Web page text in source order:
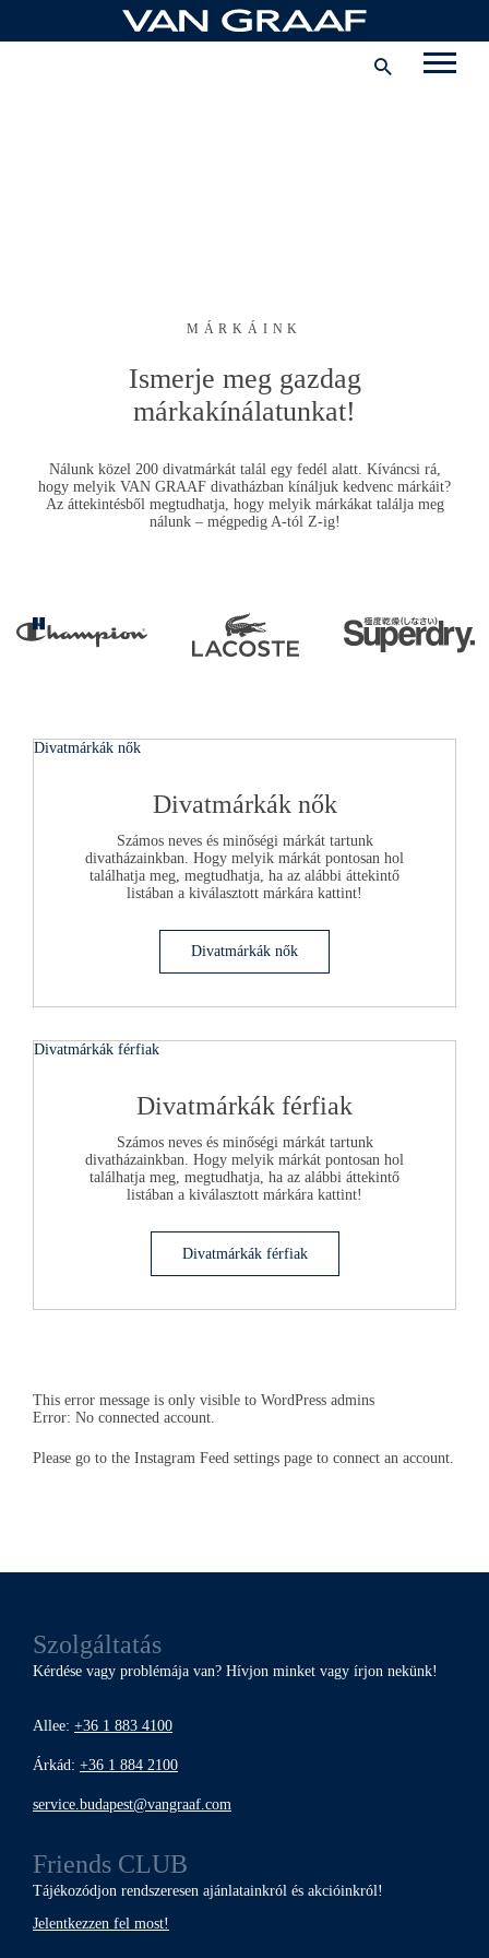
tartalomhoz
MÁRKÁINK
Ismerje meg gazdag
márkakínálatunkat!
Nálunk közel 200 divatmárkát talál egy fedél alatt. Kíváncsi rá,
hogy melyik VAN GRAAF divatházban kínáljuk kedvenc márkáit?
Az áttekintésből megtudhatja, hogy melyik márkákat találja meg
nálunk – mégpedig A-tól Z-ig!
Divatmárkák nők
Divatmárkák nők
Számos neves és minőségi márkát tartunk
divatházainkban. Hogy melyik márkát pontosan hol
találhatja meg, megtudhatja, ha az alábbi áttekintő
listában a kiválasztott márkára kattint!
Divatmárkák nők
Divatmárkák férfiak
Divatmárkák férfiak
Számos neves és minőségi márkát tartunk
divatházainkban. Hogy melyik márkát pontosan hol
találhatja meg, megtudhatja, ha az alábbi áttekintő
listában a kiválasztott márkára kattint!
Divatmárkák férfiak
This error message is only visible to WordPress admins
Error: No connected account.
Please go to the Instagram Feed settings page to connect an account.
Szolgáltatás
Kérdése vagy problémája van? Hívjon minket vagy írjon nekünk!
Allee: +36 1 883 4100
Árkád: +36 1 884 2100
service.budapest@vangraaf.com
Friends CLUB
Tájékozódjon rendszeresen ajánlatainkról és akcióinkról!
Jelentkezzen fel most!